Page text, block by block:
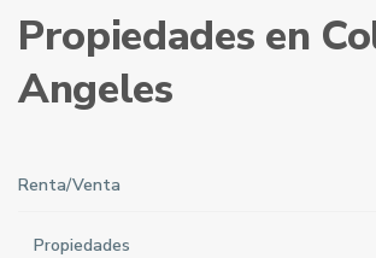
Propiedades en
Angeles
Renta/Venta
Propiedades